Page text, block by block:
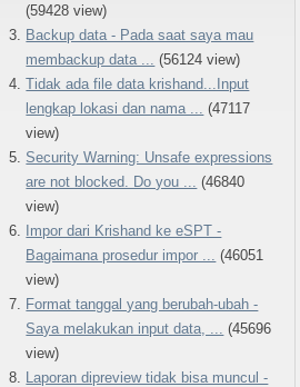
(59428 view)
Backup data - Pada saat saya mau
membackup data ...
(56124 view)
Tidak ada file data krishand...Input
lengkap lokasi dan nama ...
(47117
view)
Security Warning: Unsafe expressions
are not blocked. Do you ...
(46840
view)
Impor dari Krishand ke eSPT -
Bagaimana prosedur impor ...
(46051
view)
Format tanggal yang berubah-ubah -
Saya melakukan input data, ...
(45696
view)
Laporan dipreview tidak bisa muncul -